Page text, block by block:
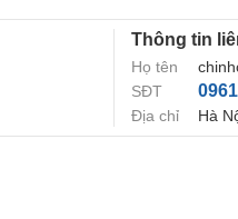
Thông tin
Họ tên
SĐT
Địa chỉ Hà